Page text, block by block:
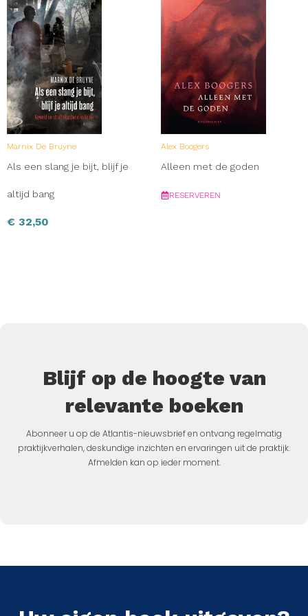
Marnix De Bruyne
Als een slang je bijt, blijf je
altijd bang
€ 32,50
Alex Boogers
Alleen met de goden
RESERVEREN
Blijf op de hoogte van
relevante boeken
Abonneer u op de Atlantis-nieuwsbrief en ontvang regelmatig
praktijkverhalen, deskundige inzichten en ervaringen uit de praktijk.
Afmelden kan op ieder moment.